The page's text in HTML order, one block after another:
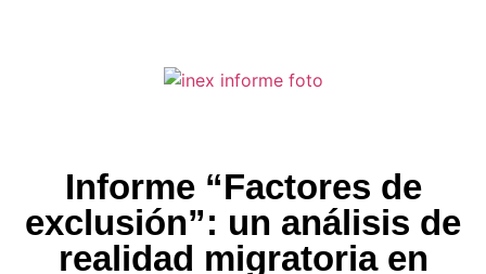
Informe “Factores de
exclusión”: un análisis de
realidad migratoria en